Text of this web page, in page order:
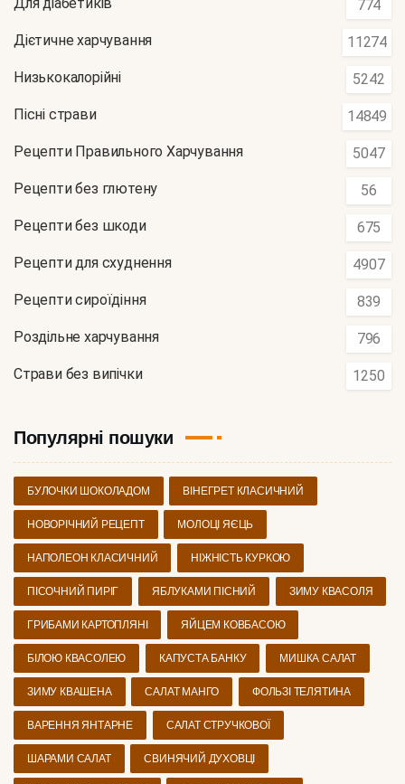
774
Дієтичне харчування 11274
Низькокалорійні 5242
Пісні страви 14849
Рецепти Правильного Харчування 5047
Рецепти без глютену 56
Рецепти без шкоди 675
Рецепти для схуднення 4907
Рецепти сироїдіння 839
Роздільне харчування 796
Страви без випічки 1250
Популярні пошуки
БУЛОЧКИ ШОКОЛАДОМ ВІНЕГРЕТ КЛАСИЧНИЙ
НОВОРІЧНИЙ РЕЦЕПТ МОЛОЦІ ЯЄЦЬ
НАПОЛЕОН КЛАСИЧНИЙ НІЖНІСТЬ КУРКОЮ
ПІСОЧНИЙ ПИРІГ ЯБЛУКАМИ ПІСНИЙ ЗИМУ КВАСОЛЯ
ГРИБАМИ КАРТОПЛЯНІ ЯЙЦЕМ КОВБАСОЮ
БІЛОЮ КВАСОЛЕЮ КАПУСТА БАНКУ МИШКА САЛАТ
ЗИМУ КВАШЕНА САЛАТ МАНГО ФОЛЬЗІ ТЕЛЯТИНА
ВАРЕННЯ ЯНТАРНЕ САЛАТ СТРУЧКОВОЇ
ШАРАМИ САЛАТ СВИНЯЧИЙ ДУХОВЦІ